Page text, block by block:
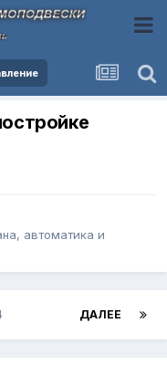
автоматика и
ДАЛЕЕ